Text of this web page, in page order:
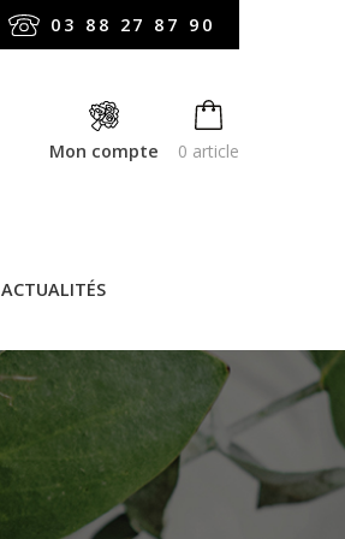
Mon compte 0 article
ACTUALITÉS
03 88 27 87 90